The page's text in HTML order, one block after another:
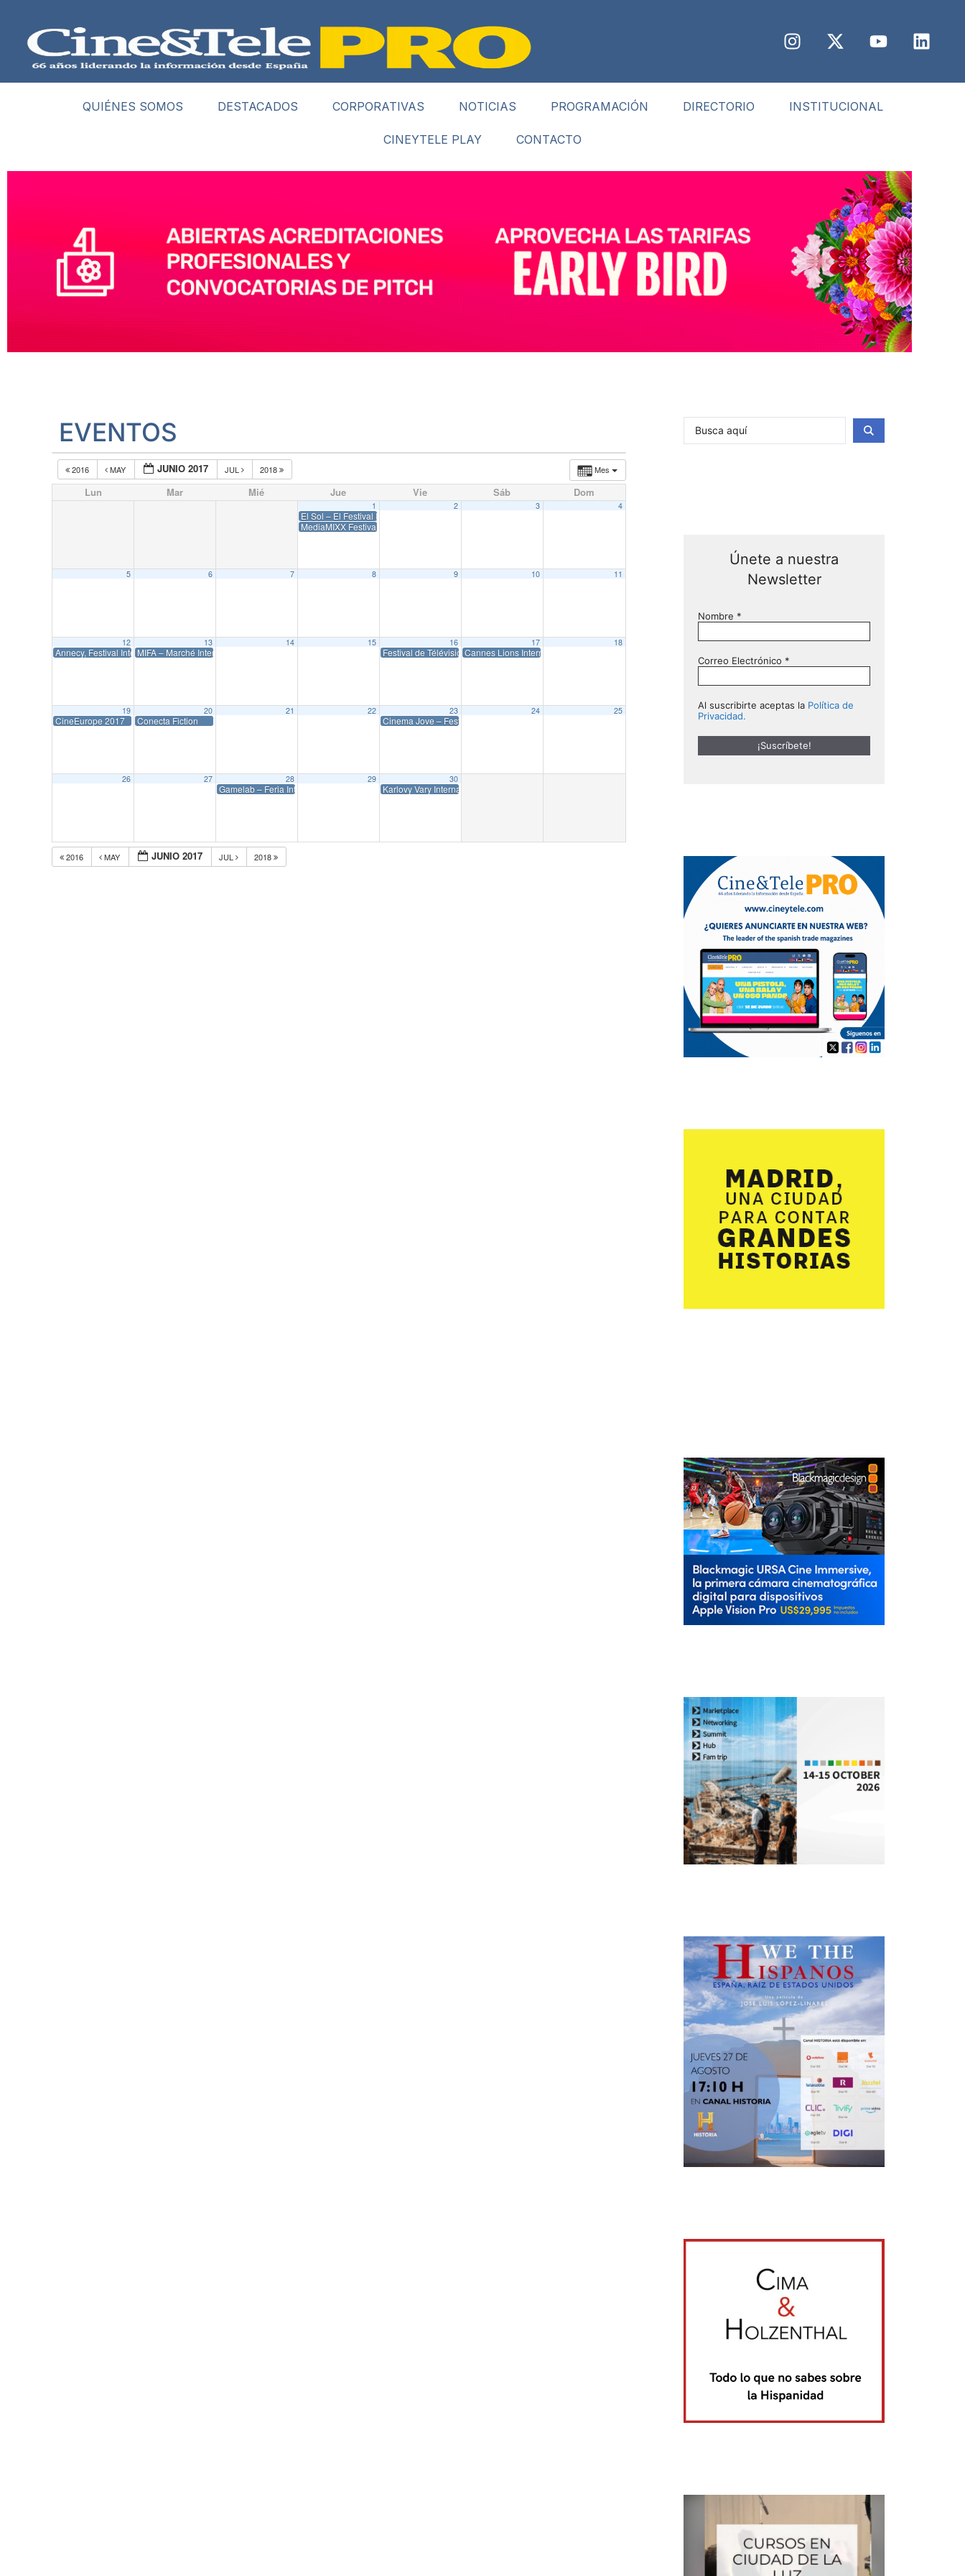
QUIÉNES SOMOS DESTACADOS CORPORATIVAS NOTICIAS PROGRAMACIÓN DIRECTORIO INSTITUCIONAL
CINEYTELE PLAY CONTACTO
EVENTOS
Mes
2016 MAY JUNIO 2017 JUL 2018
Lun Mar Mié Jue Vie Sáb Dom
1
El Sol – El Festival Iberoamericano de la Comunicación Publicitaria 2017
MediaMIXX Festival 2017
2 3 4
5 6 7 8 9 10 11
12
Annecy, Festival Internacional de Cine deAnimación 2’17
13
MIFA – Marché International du Film d’ Animation 2017
14 15 16
Festival de Télévision de Monte-Carlo 2017
17
Cannes Lions International Festival of Creativity 2017
18
19
CineEurope 2017
20
Conecta Fiction
21 22 23
Cinema Jove – Festival Internacional de Cine de Valencia 2017
24 25
26 27 28
Gamelab – Feria Internacional del Videojuego y del Ocio Interactivo 2017
29 30
Karlovy Vary International Film Festival 2017
2016 MAY JUNIO 2017 JUL 2018
Únete a nuestra
Newsletter
Nombre *
Correo Electrónico *
Al suscribirte aceptas la Política de
Privacidad.